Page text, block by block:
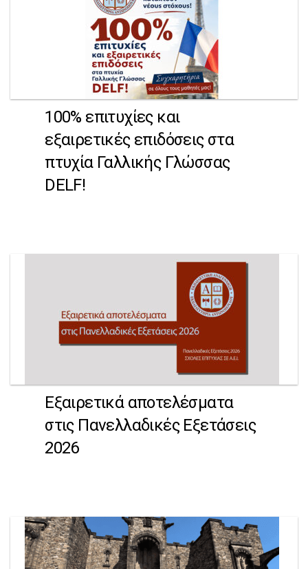
100% επιτυχίες και
εξαιρετικές επιδόσεις στα
πτυχία Γαλλικής Γλώσσας
DELF!
Εξαιρετικά αποτελέσματα
στις Πανελλαδικές Εξετάσεις
2026